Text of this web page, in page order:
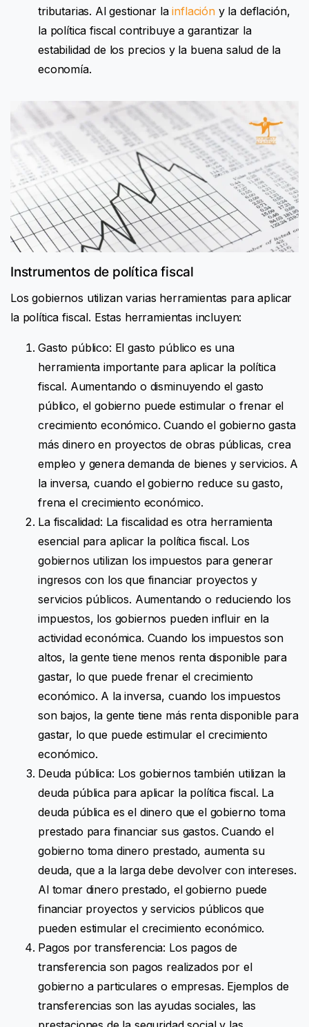
tributarias. Al gestionar lainflacióny la deflación,
la política fiscal contribuye a garantizar la
estabilidad de los precios y la buena salud de la
economía.
Instrumentos de política fiscal
Los gobiernos utilizan varias herramientas para aplicar
la política fiscal. Estas herramientas incluyen:
Gasto público: El gasto público es una
herramienta importante para aplicar la política
fiscal. Aumentando o disminuyendo el gasto
público, el gobierno puede estimular o frenar el
crecimiento económico. Cuando el gobierno gasta
más dinero en proyectos de obras públicas, crea
empleo y genera demanda de bienes y servicios. A
la inversa, cuando el gobierno reduce su gasto,
frena el crecimiento económico.
La fiscalidad: La fiscalidad es otra herramienta
esencial para aplicar la política fiscal. Los
gobiernos utilizan los impuestos para generar
ingresos con los que financiar proyectos y
servicios públicos. Aumentando o reduciendo los
impuestos, los gobiernos pueden influir en la
actividad económica. Cuando los impuestos son
altos, la gente tiene menos renta disponible para
gastar, lo que puede frenar el crecimiento
económico. A la inversa, cuando los impuestos
son bajos, la gente tiene más renta disponible para
gastar, lo que puede estimular el crecimiento
económico.
Deuda pública: Los gobiernos también utilizan la
deuda pública para aplicar la política fiscal. La
deuda pública es el dinero que el gobierno toma
prestado para financiar sus gastos. Cuando el
gobierno toma dinero prestado, aumenta su
deuda, que a la larga debe devolver con intereses.
Al tomar dinero prestado, el gobierno puede
financiar proyectos y servicios públicos que
pueden estimular el crecimiento económico.
Pagos por transferencia: Los pagos de
transferencia son pagos realizados por el
gobierno a particulares o empresas. Ejemplos de
transferencias son las ayudas sociales, las